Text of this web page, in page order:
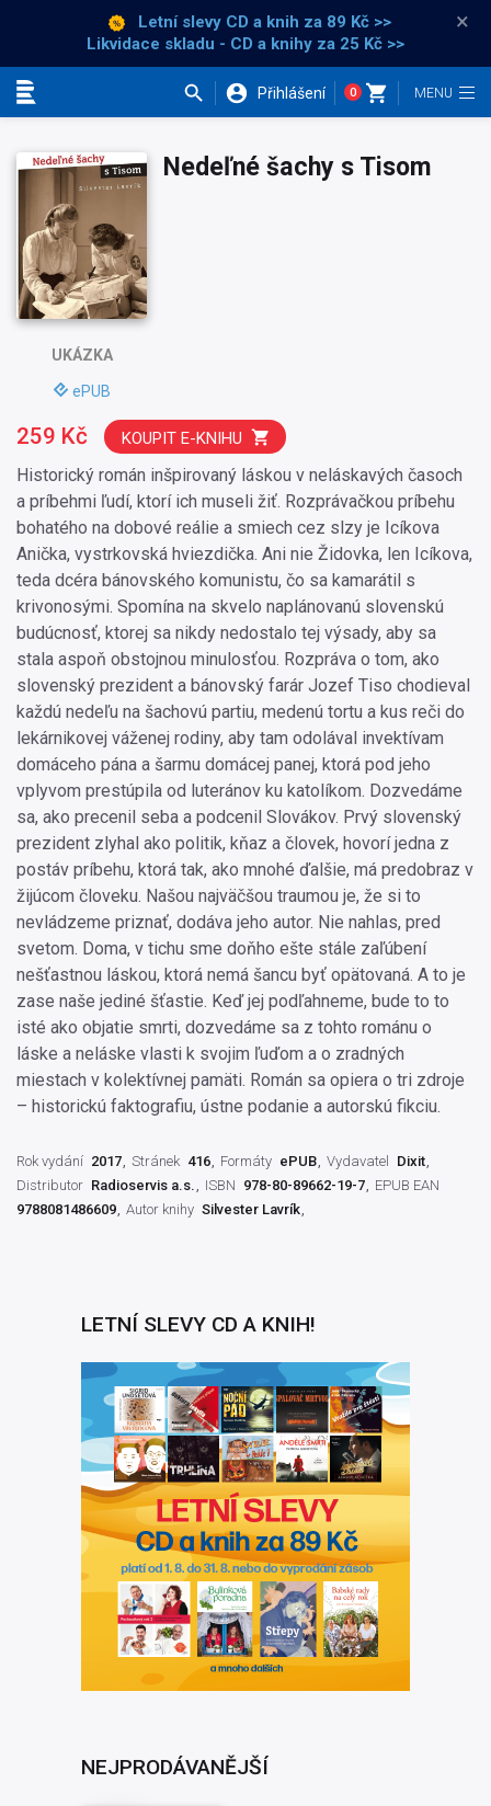
Letní slevy CD a knih za 89 Kč >>
Likvidace skladu - CD a knihy za 25 Kč >>
×
Přihlášení 0
UKÁZKA
ePUB
Nedeľné šachy s Tisom
Historický román inšpirovaný láskou v neláskavých časoch
a príbehmi ľudí, ktorí ich museli žiť. Rozprávačkou príbehu
bohatého na dobové reálie a smiech cez slzy je Icíkova
Anička, vystrkovská hviezdička. Ani nie Židovka, len Icíkova,
teda dcéra bánovského komunistu, čo sa kamarátil s
krivonosými. Spomína na skvelo naplánovanú slovenskú
budúcnosť, ktorej sa nikdy nedostalo tej výsady, aby sa
stala aspoň obstojnou minulosťou. Rozpráva o tom, ako
slovenský prezident a bánovský farár Jozef Tiso chodieval
každú nedeľu na šachovú partiu, medenú tortu a kus reči do
lekárnikovej váženej rodiny, aby tam odolával invektívam
domáceho pána a šarmu domácej panej, ktorá pod jeho
vplyvom prestúpila od luteránov ku katolíkom. Dozvedáme
sa, ako precenil seba a podcenil Slovákov. Prvý slovenský
prezident zlyhal ako politik, kňaz a človek, hovorí jedna z
postáv príbehu, ktorá tak, ako mnohé ďalšie, má predobraz v
žijúcom človeku. Našou najväčšou traumou je, že si to
nevládzeme priznať, dodáva jeho autor. Nie nahlas, pred
svetom. Doma, v tichu sme doňho ešte stále zaľúbení
nešťastnou láskou, ktorá nemá šancu byť opätovaná. A to je
zase naše jediné šťastie. Keď jej podľahneme, bude to to
isté ako objatie smrti, dozvedáme sa z tohto románu o
láske a neláske vlasti k svojim ľuďom a o zradných
miestach v kolektívnej pamäti. Román sa opiera o tri zdroje
– historickú faktografiu, ústne podanie a autorskú fikciu.
259 Kč KOUPIT E-KNIHU
Rok vydání 2017 Stránek 416 Formáty ePUB Vydavatel Dixit
Distributor Radioservis a.s. ISBN 978-80-89662-19-7
EPUB EAN
9788081486609 Autor knihy Silvester Lavrík
LETNÍ SLEVY CD A KNIH!
NEJPRODÁVANĚJŠÍ